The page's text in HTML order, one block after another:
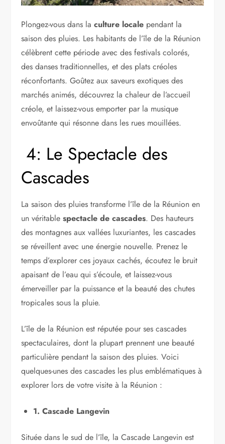
Plongez-vous dans laculture locale pendant la
saison des pluies. Les habitants de l’île de la Réunion
célèbrent cette période avec des festivals colorés,
des danses traditionnelles, et des plats créoles
réconfortants. Goûtez aux saveurs exotiques des
marchés animés, découvrez la chaleur de l’accueil
créole, et laissez-vous emporter par la musique
envoûtante qui résonne dans les rues mouillées.
4: Le Spectacle des
Cascades
La saison des pluies transforme l’île de la Réunion en
un véritablespectacle de cascades. Des hauteurs
des montagnes aux vallées luxuriantes, les cascades
se réveillent avec une énergie nouvelle. Prenez le
temps d’explorer ces joyaux cachés, écoutez le bruit
apaisant de l’eau qui s’écoule, et laissez-vous
émerveiller par la puissance et la beauté des chutes
tropicales sous la pluie.
L’île de la Réunion est réputée pour ses cascades
spectaculaires, dont la plupart prennent une beauté
particulière pendant la saison des pluies. Voici
quelques-unes des cascades les plus emblématiques à
explorer lors de votre visite à la Réunion :
1. Cascade Langevin
Située dans le sud de l’île, la Cascade Langevin est